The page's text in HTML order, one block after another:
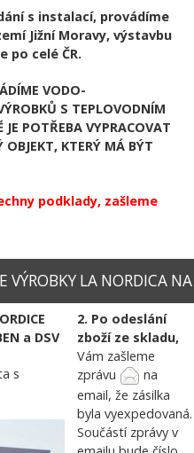
s instalací, provádíme
Jižní Moravy, výstavbu
po celé ČR.
VODO-
S TEPLOVODNÍM
POTŘEBA VYPRACOVAT
OBJEKT, KTERÝ MÁ BÝT
podklady, zašleme
LA NORDICA
a DSV
s
2. Po odeslání
zboží ze skladu,
Vám zašleme
zprávu
na
email, že zásilka
byla vyexpedovaná.
Součástí zprávy v